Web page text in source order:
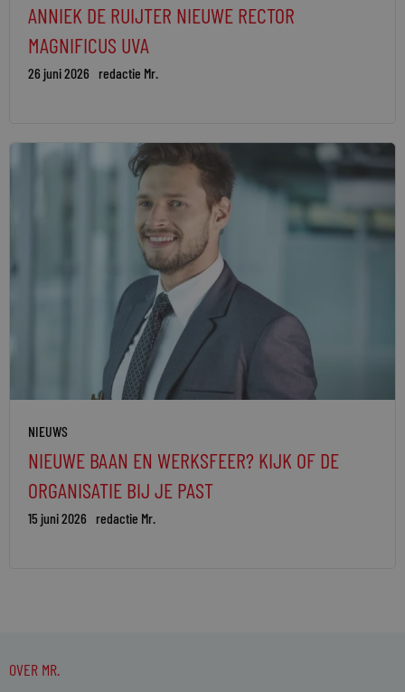
ANNIEK DE RUIJTER NIEUWE RECTOR
MAGNIFICUS UVA
26 juni 2026 redactie Mr.
NIEUWS
NIEUWE BAAN EN WERKSFEER? KIJK OF DE
ORGANISATIE BIJ JE PAST
15 juni 2026 redactie Mr.
OVER MR.